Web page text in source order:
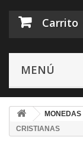
Carrito
MENÚ
MONEDAS
CRISTIANAS